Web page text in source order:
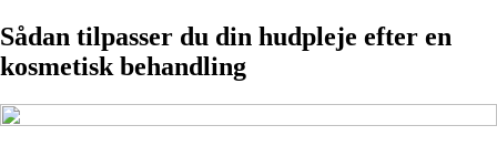
Sådan tilpasser du din hudpleje efter en
kosmetisk behandling